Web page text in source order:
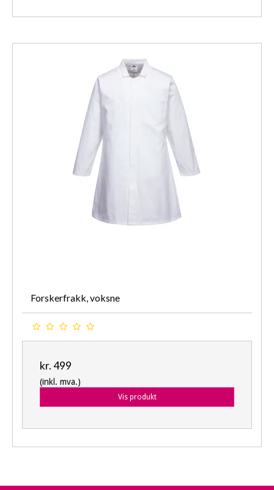
Forskerfrakk, voksne
kr. 499
(inkl. mva.)
Vis produkt